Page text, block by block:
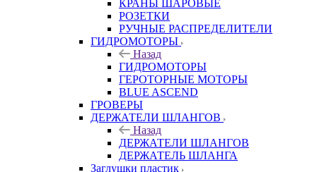
КРАНЫ ШАРОВЫЕ
РОЗЕТКИ
РУЧНЫЕ РАСПРЕДЕЛИТЕЛИ
ГИДРОМОТОРЫ
Назад
ГИДРОМОТОРЫ
ГЕРОТОРНЫЕ МОТОРЫ
BLUE ASCEND
ГРОВЕРЫ
ДЕРЖАТЕЛИ ШЛАНГОВ
Назад
ДЕРЖАТЕЛИ ШЛАНГОВ
ДЕРЖАТЕЛЬ ШЛАНГА
Заглушки пластик